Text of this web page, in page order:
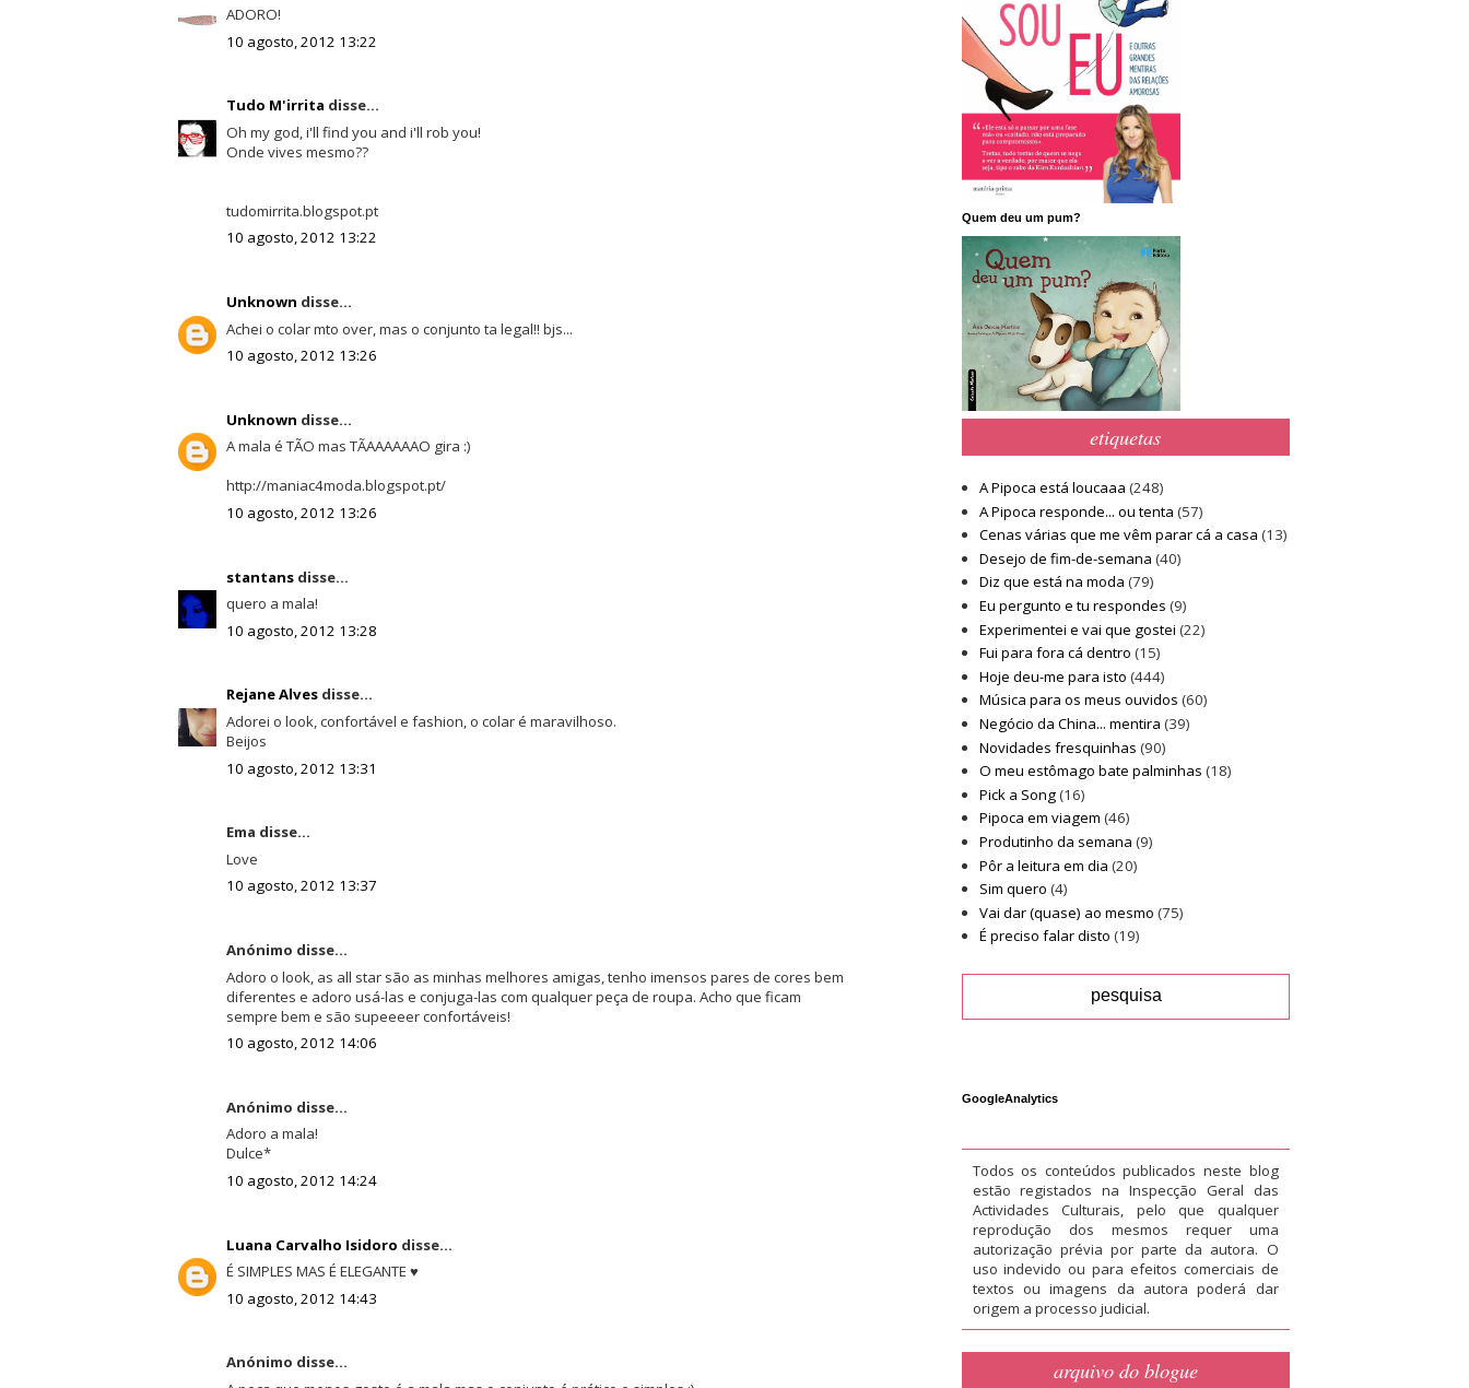
ADORO!
10 agosto, 2012 13:22
Tudo M'irrita disse...
Oh my god, i'll find you and i'll rob you!
Onde vives mesmo??
tudomirrita.blogspot.pt
10 agosto, 2012 13:22
Unknown disse...
Achei o colar mto over, mas o conjunto ta legal!! bjs...
10 agosto, 2012 13:26
Unknown disse...
A mala é TÃO mas TÃAAAAAAO gira :)
http://maniac4moda.blogspot.pt/
10 agosto, 2012 13:26
stantansdisse...
quero a mala!
10 agosto, 2012 13:28
Rejane Alvesdisse...
Adorei o look, confortável e fashion, o colar é maravilhoso.
Beijos
10 agosto, 2012 13:31
Ema disse...
Love
10 agosto, 2012 13:37
Anónimo disse...
Adoro o look, as all star são as minhas melhores amigas, tenho imensos pares de cores bem
diferentes e adoro usá-las e conjuga-las com qualquer peça de roupa. Acho que ficam
sempre bem e são supeeeer confortáveis!
10 agosto, 2012 14:06
Anónimo disse...
Adoro a mala!
Dulce*
10 agosto, 2012 14:24
Luana Carvalho Isidoro disse...
É SIMPLES MAS É ELEGANTE ♥
10 agosto, 2012 14:43
Anónimo disse...
Quem deu um pum?
etiquetas
A Pipoca está loucaaa (248)
A Pipoca responde... ou tenta (57)
Cenas várias que me vêm parar cá a casa (13)
Desejo de fim-de-semana (40)
Diz que está na moda (79)
Eu pergunto e tu respondes (9)
Experimentei e vai que gostei (22)
Fui para fora cá dentro (15)
Hoje deu-me para isto (444)
Música para os meus ouvidos (60)
Negócio da China... mentira (39)
Novidades fresquinhas (90)
O meu estômago bate palminhas (18)
Pick a Song(16)
Pipoca em viagem (46)
Produtinho da semana (9)
Pôr a leitura em dia (20)
Sim quero (4)
Vai dar (quase) ao mesmo (75)
É preciso falar disto (19)
GoogleAnalytics
Todos os conteúdos publicados neste blog
estão registados na Inspecção Geral das
Actividades Culturais, pelo que qualquer
reprodução dos mesmos requer uma
autorização prévia por parte da autora. O
uso indevido ou para efeitos comerciais de
textos ou imagens da autora poderá dar
origem a processo judicial.
arquivo do blogue